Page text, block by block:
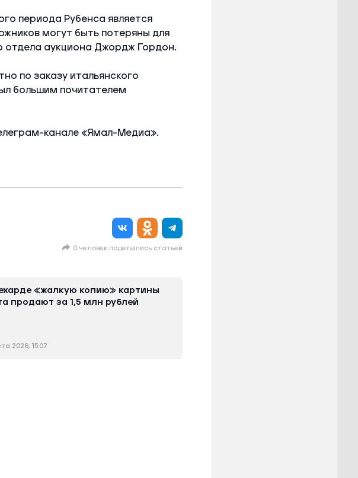
периода Рубенса является
могут быть потеряны для
отдела аукциона Джордж Гордон.
по заказу итальянского
большим почитателем
канале «Ямал-Медиа».
0 человек поделились статьей
«жалкую копию» картины
продают за 1,5 млн рублей
2026, 15:07